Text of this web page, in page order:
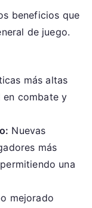
beneficios que
de juego.
más altas
en combate y
Nuevas
más
una
mejorado